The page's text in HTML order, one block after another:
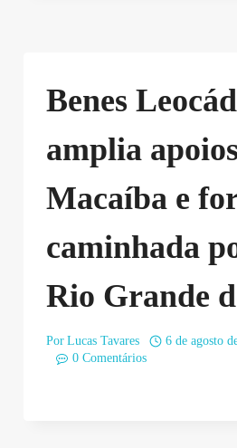
Benes
amplia
Macaíba e
caminhada
Rio Grande
Por Lucas Tavares
6 de agosto
0 Comentários